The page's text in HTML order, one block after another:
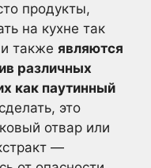
продукты,
на кухне так
также являются
различных
как паутинный
это
отвар или
—